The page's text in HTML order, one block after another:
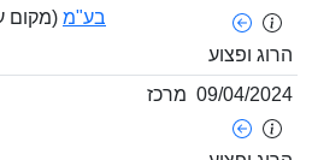
ופצוע
בע"מ(מקום
09/04/ מרכז